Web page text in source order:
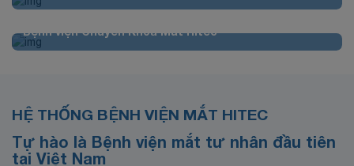
Bệnh viện Chuyên Khoa Mắt Hitec
HỆ THỐNG BỆNH VIỆN MẮT HITEC
Tự hào là Bệnh viện mắt tư nhân đầu tiên
tại Việt Nam